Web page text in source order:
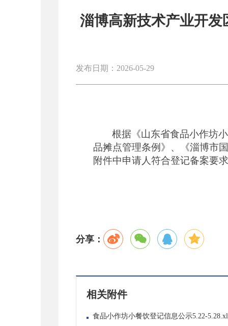
淄博高新技术产业开
发布日期：2026-05-29
根据《山东省食品小作坊
品摊点管理条例》、《淄博市
附件中申请人符合登记备案要
分享：
相关附件
食品小作坊小餐饮登记信息公示5.22-